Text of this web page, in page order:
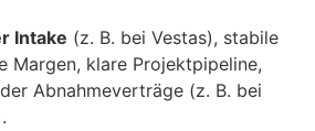
Intake (z. B. bei Vestas), stabile
Margen, klare Projektpipeline,
Abnahmeverträge (z. B. bei